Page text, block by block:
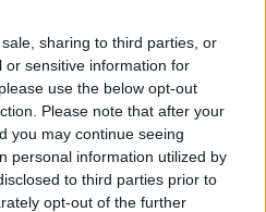
sharing to third parties, or
or sensitive information for
use the below opt-out
Please note that after your
you may continue seeing
personal information utilized by
to third parties prior to
opt-out of the further